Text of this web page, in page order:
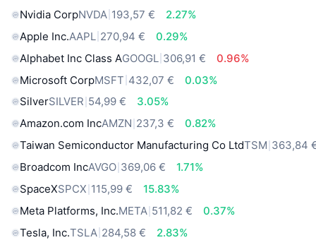
Nvidia CorpNVDA 193,57 €
2.27%
Apple Inc.AAPL 270,94 €
0.29%
Alphabet Inc Class AGOOGL 306,91 €
0.96%
Microsoft CorpMSFT 432,07 €
0.03%
SilverSILVER 54,99 €
3.05%
Amazon.com IncAMZN 237,3 €
0.82%
Taiwan Semiconductor Manufacturing Co LtdTSM 363,84
Broadcom IncAVGO 369,06 €
1.71%
SpaceXSPCX 115,99 €
15.83%
Meta Platforms, Inc.META 511,82 €
0.37%
Tesla, Inc.TSLA 284,58 €
2.83%